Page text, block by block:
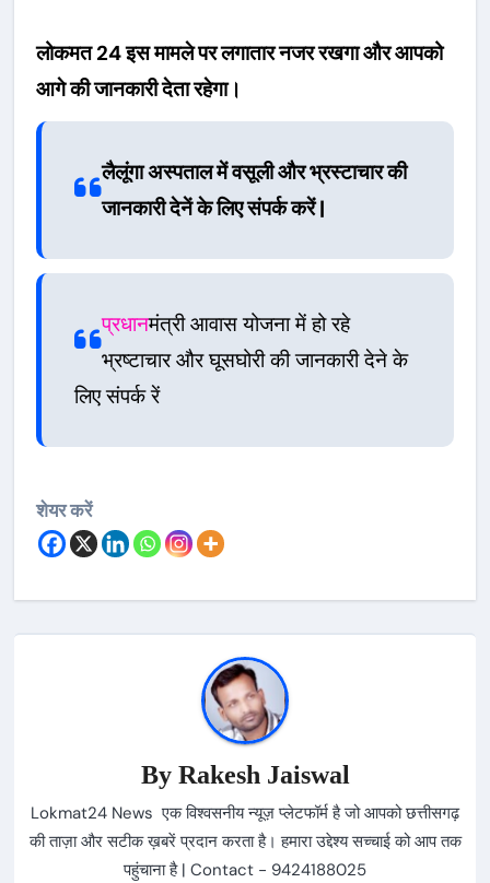
लोकमत 24 इस मामले पर लगातार नजर रखगा और आपको
आगे की जानकारी देता रहेगा।
लैलूंगा अस्पताल में वसूली और भ्रस्टाचार की
जानकारी देनें के लिए संपर्क करें |
प्रधानमंत्री आवास योजना में हो रहे
भ्रष्टाचार और घूसघोरी की जानकारी देने के
लिए संपर्क रें
शेयर करें
By Rakesh Jaiswal
Lokmat24 News एक विश्वसनीय न्यूज़ प्लेटफॉर्म है जो आपको छत्तीसगढ़
की ताज़ा और सटीक ख़बरें प्रदान करता है। हमारा उद्देश्य सच्चाई को आप तक
पहुंचाना है | Contact - 9424188025